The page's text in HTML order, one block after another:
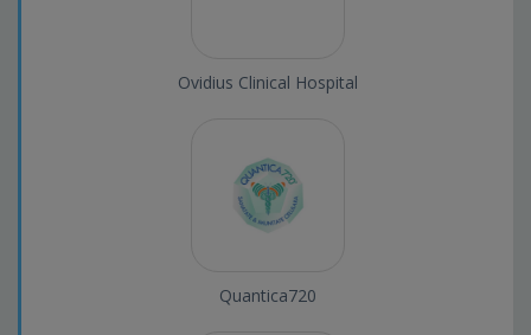
Ovidius Clinical Hospital
Quantica720